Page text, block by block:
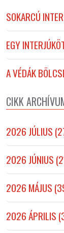
SOKARCÚ
EGY
A VÉDÁK
CIKK
2026 JÚLIUS
2026 JÚNIUS
2026 MÁJUS
2026 ÁPRILIS